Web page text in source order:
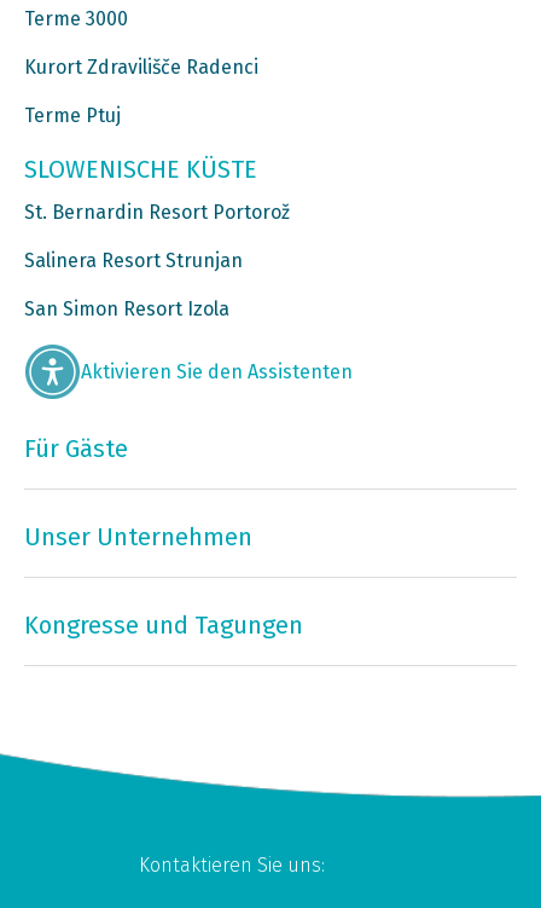
Terme 3000
Kurort Zdravilišče Radenci
Terme Ptuj
SLOWENISCHE KÜSTE
St. Bernardin Resort Portorož
Salinera Resort Strunjan
San Simon Resort Izola
Aktivieren Sie den Assistenten
Für Gäste
Unser Unternehmen
Kongresse und Tagungen
Kontaktieren Sie uns: